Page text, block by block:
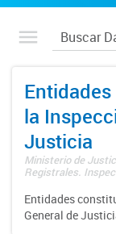
la
Justicia
Ministerio de
Registrales.
Entidades
General de